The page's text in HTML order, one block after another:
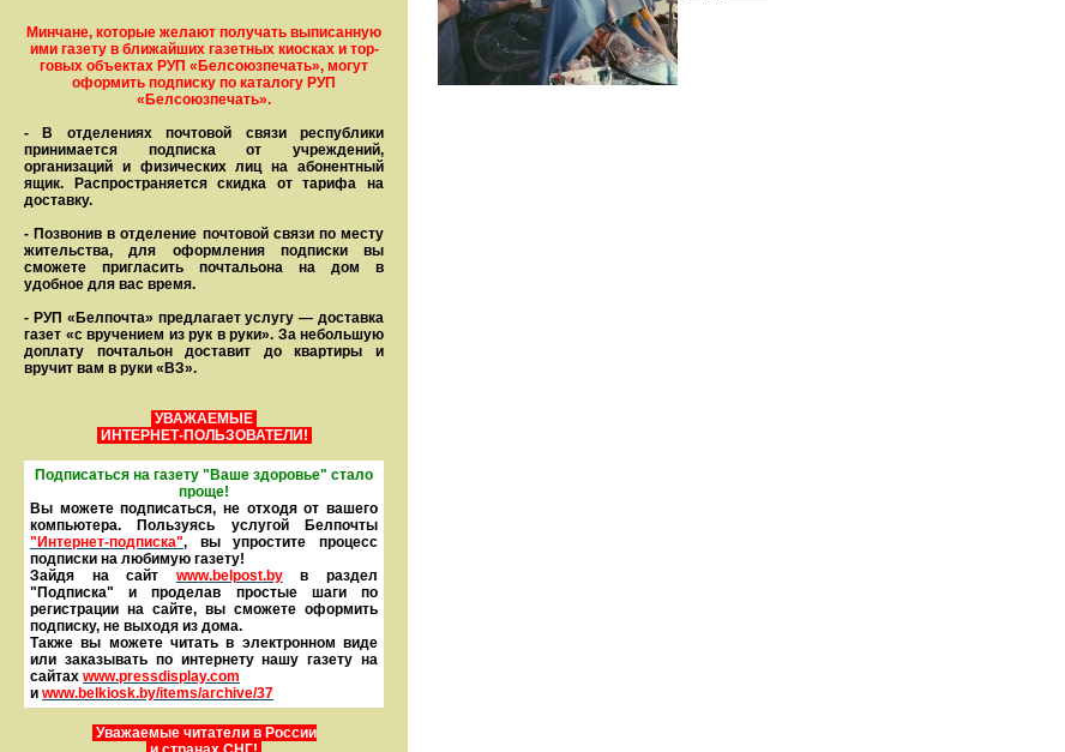
Минчане, которые желают получать вы­писанную
ими газету в бли­жай­ших газет­ных киосках и тор­
го­вых объе­ктах РУП «Белсоюзпечать», могут
оформить под­пис­ку по ка­та­ло­гу РУП
«Белсоюзпечать».
- В отделениях почтовой связи рес­пуб­лики
принимается подписка от учреждений,
организаций и фи­зи­ческих лиц на абонентный
ящик. Распространяется скидка от тарифа на
доставку.
- Позвонив в отделение почтовой связи по месту
жительства, для оформления подписки вы
сможете пригласить почтальона на дом в
удобное для вас время.
- РУП «Белпочта» предлагает услугу — доставка
газет «с вручением из рук в руки». За небольшую
доплату почтальон доставит до квартиры и
вручит вам в руки «ВЗ».
УВАЖАЕМЫЕ
ИНТЕРНЕТ-ПОЛЬЗОВАТЕЛИ!
Подписаться на газету "Ваше здоровье" стало
проще!
Вы можете подписаться, не отходя от вашего
компьютера. Пользуясь услугой Белпочты
"Интернет-подписка", вы упростите процесс
подписки на любимую газету!
Зайдя на сайт www.belpost.by
в раздел
"Подписка" и проделав простые шаги по
регистрации на сайте, вы сможете оформить
под­писку, не выходя из дома.
Также вы можете читать в элек­тронном виде
или заказывать по интернету нашу газету на
сайтах www.pressdisplay.com
и www.belkiosk.by/items/archive/37
Уважаемые читатели в России